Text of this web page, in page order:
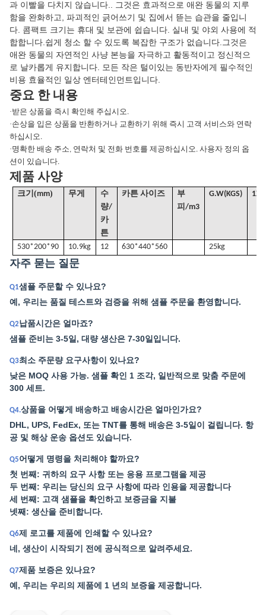
과 이빨을 다치지 않습니다.. 그것은 효과적으로 애완 동물의 지루
함을 완화하고, 파괴적인 긁어쓰기 및 집에서 뜯는 습관을 줄입니
다. 콤팩트 크기는 휴대 및 보관에 쉽습니다. 실내 및 야외 사용에 적
합합니다.쉽게 청소 할 수 있도록 복잡한 구조가 없습니다.그것은
애완 동물의 자연적인 사냥 본능을 자극하고 활동적이고 정신적으
로 날카롭게 유지합니다. 모든 작은 털이있는 동반자에게 필수적인
비용 효율적인 일상 엔터테인먼트입니다.
중요 한 내용
·받은 상품을 즉시 확인해 주십시오.
·손상을 입은 상품을 반환하거나 교환하기 위해 즉시 고객 서비스와 연락
하십시오.
·명확한 배송 주소, 연락처 및 전화 번호를 제공하십시오. 사용자 정의 옵
션이 있습니다.
제품 사양
크기(mm) 무게
수
량/
카
튼
카튼 사이즈
부
피/m3
G.W(KGS)
530*200*90 10.9kg 12 630*440*560 25kg
자주 묻는 질문
Q1샘플 주문할 수 있나요?
예, 우리는 품질 테스트와 검증을 위해 샘플 주문을 환영합니다.
Q2납품시간은 얼마죠?
샘플 준비는 3-5일, 대량 생산은 7-30일입니다.
Q3최소 주문량 요구사항이 있나요?
낮은 MOQ 사용 가능. 샘플 확인 1 조각, 일반적으로 맞춤 주문에
300 세트.
Q4.상품을 어떻게 배송하고 배송시간은 얼마인가요?
DHL, UPS, FedEx, 또는 TNT를 통해 배송은 3-5일이 걸립니다. 항
공 및 해상 운송 옵션도 있습니다.
Q5어떻게 명령을 처리해야 할까요?
첫 번째: 귀하의 요구 사항 또는 응용 프로그램을 제공
두 번째: 우리는 당신의 요구 사항에 따라 인용을 제공합니다
세 번째: 고객 샘플을 확인하고 보증금을 지불
넷째: 생산을 준비합니다.
Q6제 로고를 제품에 인쇄할 수 있나요?
네, 생산이 시작되기 전에 공식적으로 알려주세요.
Q7제품 보증은 있나요?
예, 우리는 우리의 제품에 1 년의 보증을 제공합니다.